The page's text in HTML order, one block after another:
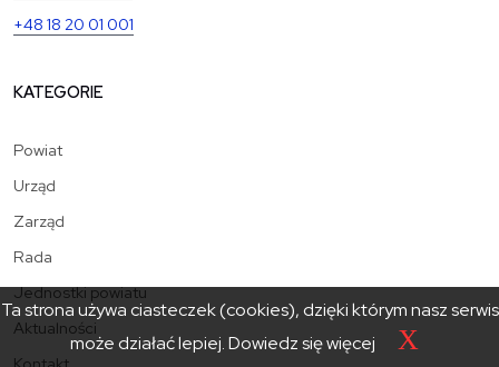
+48 18 20 01 001
KATEGORIE
Powiat
Urząd
Zarząd
Rada
Jednostki powiatu
Aktualności
Kontakt
Ta strona używa ciasteczek (cookies), dzięki którym nasz serwis
może działać lepiej.Dowiedz się więcej X